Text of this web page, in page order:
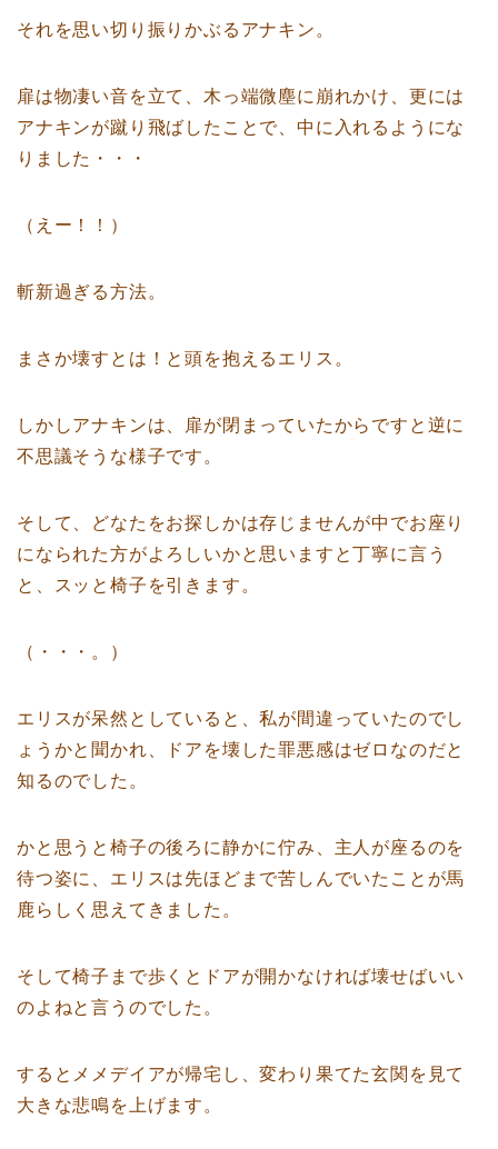
それを思い切り振りかぶるアナキン。
扉は物凄い音を立て、木っ端微塵に崩れかけ、更には
アナキンが蹴り飛ばしたことで、中に入れるようにな
りました・・・
（えー！！）
斬新過ぎる方法。
まさか壊すとは！と頭を抱えるエリス。
しかしアナキンは、扉が閉まっていたからですと逆に
不思議そうな様子です。
そして、どなたをお探しかは存じませんが中でお座り
になられた方がよろしいかと思いますと丁寧に言う
と、スッと椅子を引きます。
（・・・。）
エリスが呆然としていると、私が間違っていたのでし
ょうかと聞かれ、ドアを壊した罪悪感はゼロなのだと
知るのでした。
かと思うと椅子の後ろに静かに佇み、主人が座るのを
待つ姿に、エリスは先ほどまで苦しんでいたことが馬
鹿らしく思えてきました。
そして椅子まで歩くとドアが開かなければ壊せばいい
のよねと言うのでした。
するとメメデイアが帰宅し、変わり果てた玄関を見て
大きな悲鳴を上げます。